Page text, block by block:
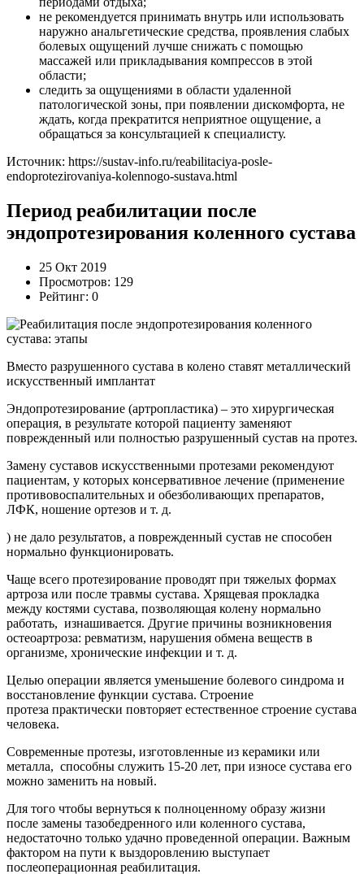
не рекомендуется принимать внутрь или использовать
наружно анальгетические средства, проявления слабых
болевых ощущений лучше снижать с помощью
массажей или прикладывания компрессов в этой
области;
следить за ощущениями в области удаленной
патологической зоны, при появлении дискомфорта, не
ждать, когда прекратится неприятное ощущение, а
обращаться за консультацией к специалисту.
Источник: https://sustav-info.ru/reabilitaciya-posle-
endoprotezirovaniya-kolennogo-sustava.html
Период реабилитации после
эндопротезирования коленного сустава
25 Окт 2019
Просмотров: 129
Рейтинг: 0
Вместо разрушенного сустава в колено ставят металлический
искусственный имплантат
Эндопротезирование (артропластика) – это хирургическая
операция, в результате которой пациенту заменяют
поврежденный или полностью разрушенный сустав на протез.
Замену суставов искусственными протезами рекомендуют
пациентам, у которых консервативное лечение (применение
противовоспалительных и обезболивающих препаратов,
ЛФК, ношение ортезов и т. д.
) не дало результатов, а поврежденный сустав не способен
нормально функционировать.
Чаще всего протезирование проводят при тяжелых формах
артроза или после травмы сустава. Хрящевая прокладка
между костями сустава, позволяющая колену нормально
работать, изнашивается. Другие причины возникновения
остеоартроза: ревматизм, нарушения обмена веществ в
организме, хронические инфекции и т. д.
Целью операции является уменьшение болевого синдрома и
восстановление функции сустава. Строение
протеза практически повторяет естественное строение сустава
человека.
Современные протезы, изготовленные из керамики или
металла, способны служить 15-20 лет, при износе сустава его
можно заменить на новый.
Для того чтобы вернуться к полноценному образу жизни
после замены тазобедренного или коленного сустава,
недостаточно только удачно проведенной операции. Важным
фактором на пути к выздоровлению выступает
послеоперационная реабилитация.